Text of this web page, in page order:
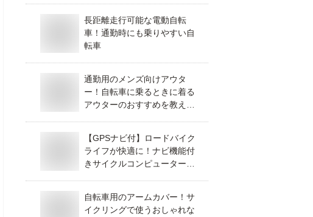
長距離走行可能な電動自転
車！通勤時にも乗りやすい自
転車
通勤用のメンズ向けアウタ
ー！自転車に乗るときに着る
アウターのおすすめを教え
【GPSナビ付】ロードバイク
ライフが快適に！ナビ機能付
きサイクルコンピューターの
自転車用のアームカバー！サ
イクリングで使うおしゃれな